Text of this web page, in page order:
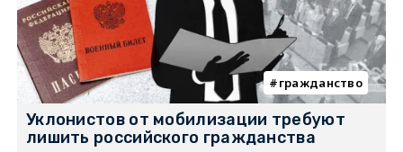
гражданство
Уклонистов от мобилизации требуют
лишить российского гражданства